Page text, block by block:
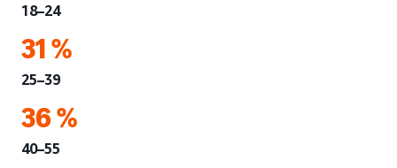
18–24
31 %
25–39
36 %
40–55